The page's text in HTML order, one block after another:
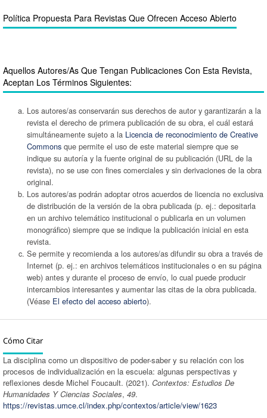
Política Propuesta Para Revistas Que Ofrecen Acceso Abierto
Aquellos Autores/as Que Tengan Publicaciones Con Esta Revista,
Aceptan Los Términos Siguientes:
Los autores/as conservarán sus derechos de autor y garantizarán a la
revista el derecho de primera publicación de su obra, el cuál estará
simultáneamente sujeto a la Licencia de reconocimiento de Creative
Commonsque permite el uso de este material siempre que se
indique su autoría y la fuente original de su publicación (URL de la
revista), no se use con fines comerciales y sin derivaciones de la obra
original.
Los autores/as podrán adoptar otros acuerdos de licencia no exclusiva
de distribución de la versión de la obra publicada (p. ej.: depositarla
en un archivo telemático institucional o publicarla en un volumen
monográfico) siempre que se indique la publicación inicial en esta
revista.
Se permite y recomienda a los autores/as difundir su obra a través de
Internet (p. ej.: en archivos telemáticos institucionales o en su página
web) antes y durante el proceso de envío, lo cual puede producir
intercambios interesantes y aumentar las citas de la obra publicada.
(Véase El efecto del acceso abierto).
Cómo Citar
La disciplina como un dispositivo de poder-saber y su relación con los
procesos de individualización en la escuela: algunas perspectivas y
reflexiones desde Michel Foucault. (2021). Contextos: Estudios De
Humanidades Y Ciencias Sociales, 49.
https://revistas.umce.cl/index.php/contextos/article/view/1623